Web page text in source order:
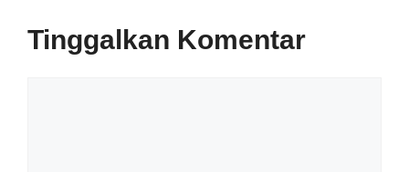
Tinggalkan Komentar